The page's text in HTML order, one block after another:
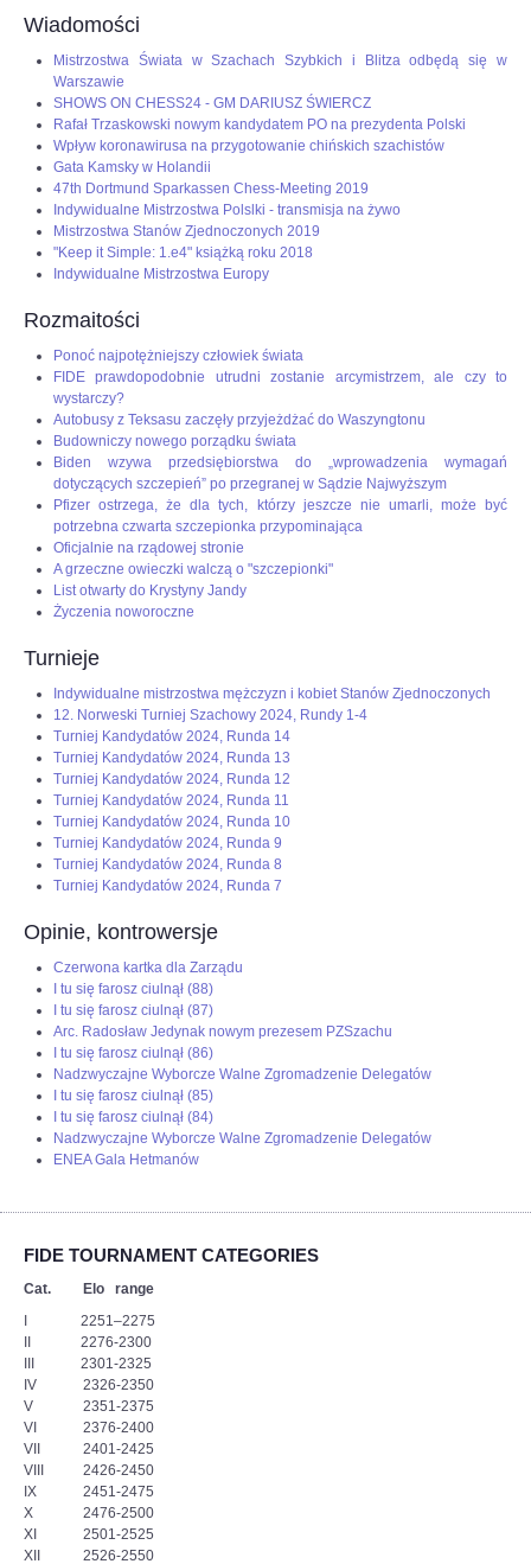
Wiadomości
Mistrzostwa Świata w Szachach Szybkich i Blitza odbędą się w
Warszawie
SHOWS ON CHESS24 - GM DARIUSZ ŚWIERCZ
Rafał Trzaskowski nowym kandydatem PO na prezydenta Polski
Wpływ koronawirusa na przygotowanie chińskich szachistów
Gata Kamsky w Holandii
47th Dortmund Sparkassen Chess-Meeting 2019
Indywidualne Mistrzostwa Polslki - transmisja na żywo
Mistrzostwa Stanów Zjednoczonych 2019
"Keep it Simple: 1.e4" książką roku 2018
Indywidualne Mistrzostwa Europy
Rozmaitości
Ponoć najpotężniejszy człowiek świata
FIDE prawdopodobnie utrudni zostanie arcymistrzem, ale czy to
wystarczy?
Autobusy z Teksasu zaczęły przyjeżdżać do Waszyngtonu
Budowniczy nowego porządku świata
Biden wzywa przedsiębiorstwa do „wprowadzenia wymagań
dotyczących szczepień” po przegranej w Sądzie Najwyższym
Pfizer ostrzega, że dla tych, którzy jeszcze nie umarli, może być
potrzebna czwarta szczepionka przypominająca
Oficjalnie na rządowej stronie
A grzeczne owieczki walczą o "szczepionki"
List otwarty do Krystyny Jandy
Życzenia noworoczne
Turnieje
Indywidualne mistrzostwa mężczyzn i kobiet Stanów Zjednoczonych
12. Norweski Turniej Szachowy 2024, Rundy 1-4
Turniej Kandydatów 2024, Runda 14
Turniej Kandydatów 2024, Runda 13
Turniej Kandydatów 2024, Runda 12
Turniej Kandydatów 2024, Runda 11
Turniej Kandydatów 2024, Runda 10
Turniej Kandydatów 2024, Runda 9
Turniej Kandydatów 2024, Runda 8
Turniej Kandydatów 2024, Runda 7
Opinie, kontrowersje
Czerwona kartka dla Zarządu
I tu się farosz ciulnął (88)
I tu się farosz ciulnął (87)
Arc. Radosław Jedynak nowym prezesem PZSzachu
I tu się farosz ciulnął (86)
Nadzwyczajne Wyborcze Walne Zgromadzenie Delegatów
I tu się farosz ciulnął (85)
I tu się farosz ciulnął (84)
Nadzwyczajne Wyborcze Walne Zgromadzenie Delegatów
ENEA Gala Hetmanów
FIDE TOURNAMENT CATEGORIES
Cat. Elo range
I 2251–2275
II 2276-2300
III 2301-2325
IV 2326-2350
V 2351-2375
VI 2376-2400
VII 2401-2425
VIII 2426-2450
IX 2451-2475
X 2476-2500
XI 2501-2525
XII 2526-2550